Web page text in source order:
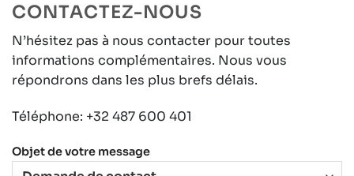
CONTACTEZ-NOUS
N’hésitez pas à nous contacter pour toutes
informations complémentaires. Nous vous
répondrons dans les plus brefs délais.
Téléphone: +32 487 600 401
Objet de votre message